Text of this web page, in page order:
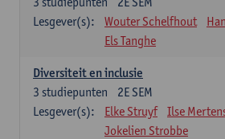
Lesgever(s):
Wouter Schelfhout
Els Tanghe
Diversiteit en inclusie
2E SEM
3 studiepunten
Lesgever(s):
Elke Struyf
Ilse
Jokelien Strobbe